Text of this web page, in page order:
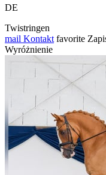
DE
Twistringen
mail Kontakt favorite
Wyróżnienie